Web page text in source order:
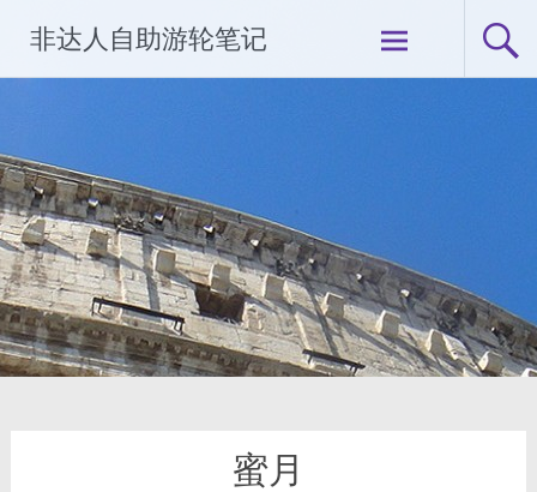
content
非达人自助游轮笔记
蜜月